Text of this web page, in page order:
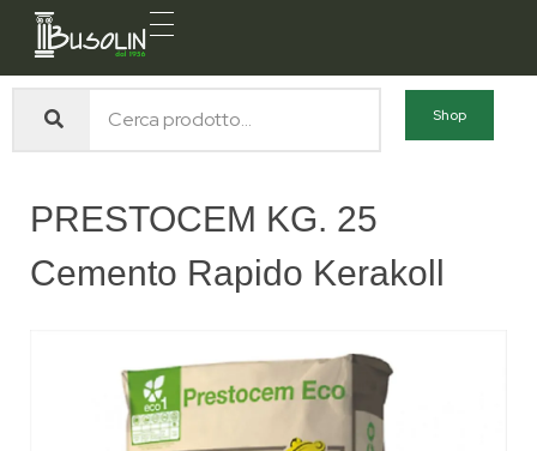
Busolin S.R.L.
Shop
PRESTOCEM KG. 25
Cemento Rapido Kerakoll